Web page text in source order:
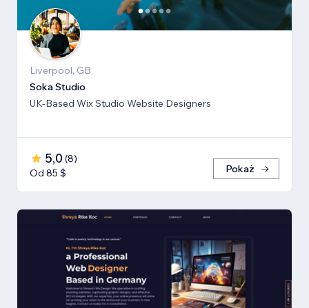
Liverpool, GB
Soka Studio
UK-Based Wix Studio Website Designers
5,0 (8)
Od 85 $
Pokaż